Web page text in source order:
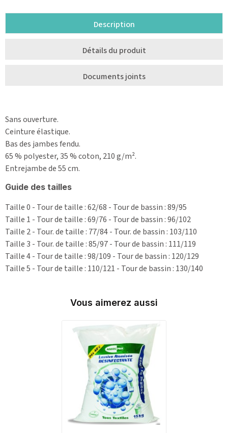
Description
Détails du produit
Documents joints
Sans ouverture.
Ceinture élastique.
Bas des jambes fendu.
65 % polyester, 35 % coton, 210 g/m².
Entrejambe de 55 cm.
Guide des tailles
Taille 0 - Tour de taille : 62/68 - Tour de bassin : 89/95
Taille 1 - Tour de taille : 69/76 - Tour de bassin : 96/102
Taille 2 - Tour. de taille : 77/84 - Tour. de bassin : 103/110
Taille 3 - Tour. de taille : 85/97 - Tour de bassin : 111/119
Taille 4 - Tour de taille : 98/109 - Tour de bassin : 120/129
Taille 5 - Tour de taille : 110/121 - Tour de bassin : 130/140
Vous aimerez aussi